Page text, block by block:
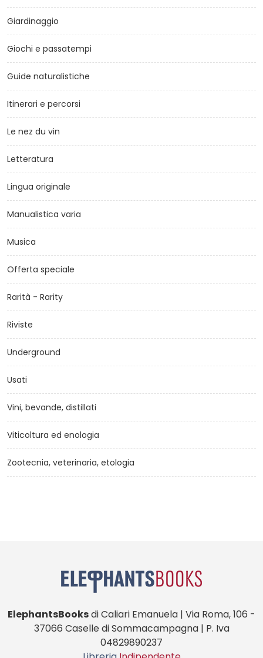
Giardinaggio
Giochi e passatempi
Guide naturalistiche
Itinerari e percorsi
Le nez du vin
Letteratura
Lingua originale
Manualistica varia
Musica
Offerta speciale
Rarità - Rarity
Riviste
Underground
Usati
Vini, bevande, distillati
Viticoltura ed enologia
Zootecnia, veterinaria, etologia
ElephantsBooksdi Caliari Emanuela | Via Roma, 106 -
37066 Caselle di Sommacampagna | P. Iva
04829890237